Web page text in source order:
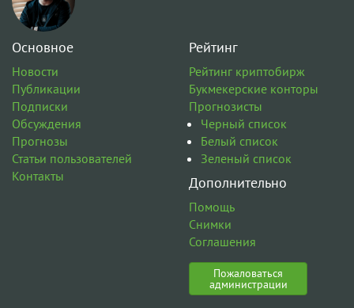
Основное
Новости
Публикации
Подписки
Обсуждения
Прогнозы
Статьи пользователей
Контакты
Рейтинг
Рейтинг криптобирж
Букмекерские конторы
Прогнозисты
Черный список
Белый список
Зеленый список
Дополнительно
Помощь
Снимки
Соглашения
Пожаловаться
администрации